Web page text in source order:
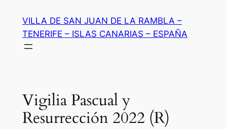
contenido
VILLA DE SAN JUAN DE LA RAMBLA –
TENERIFE – ISLAS CANARIAS – ESPAÑA
Vigilia Pascual y
Resurrección 2022 (R)